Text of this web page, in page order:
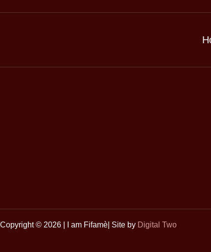
Copyright © 2026 | I am Fifamè| Site by Digital Two